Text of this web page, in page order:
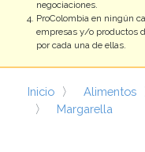
Inicio Alimentos
Margarella